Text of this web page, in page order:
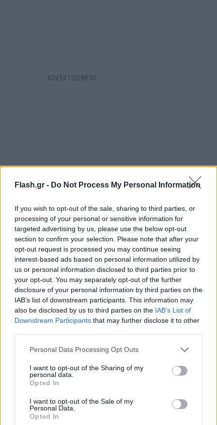
Flash.gr - Do Not Process My Personal Information
If you wish to opt-out of the sale, sharing to third parties, or
processing of your personal or sensitive information for
targeted advertising by us, please use the below opt-out
section to confirm your selection. Please note that after your
opt-out request is processed you may continue seeing
interest-based ads based on personal information utilized by
us or personal information disclosed to third parties prior to
your opt-out. You may separately opt-out of the further
disclosure of your personal information by third parties on the
IAB’s list of downstream participants. This information may
also be disclosed by us to third parties on the IAB’s List of
Downstream Participants that may further disclose it to other
Please note that this website/app uses one or more Google
not limited to your visit or usage behaviour. You may click to
grant or deny consent to Google and its third-party tags to
use your data for below specified purposes in below Google
consent section.
Personal Data Processing Opt Outs
I want to opt-out of the Sharing of my
personal data.
Opted In
I want to opt-out of the Sale of my
Personal Data.
Opted In
Θα ακολουθήσει αναλυτικότερη ενημέρωση από
την Ελληνική Αστυνομία.